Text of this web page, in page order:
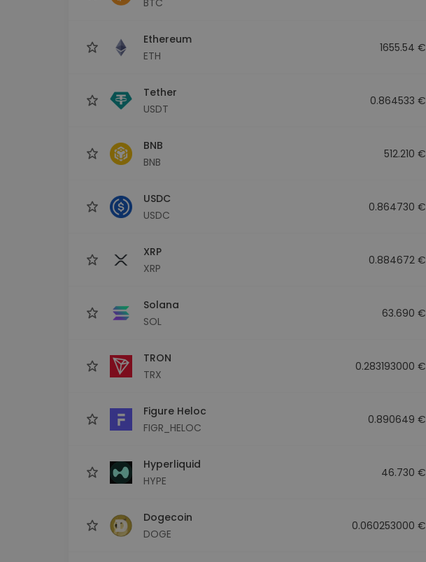
Ethereum
ETH
1655.54 €
Tether
USDT
0.864533 €
BNB
BNB
512.210 €
USDC
USDC
0.864730 €
XRP
XRP
0.884672 €
Solana
SOL
63.690 €
TRON
TRX
0.283193000 €
Figure Heloc
FIGR_HELOC
0.890649 €
Hyperliquid
HYPE
46.730 €
Dogecoin
DOGE
0.060253000 €